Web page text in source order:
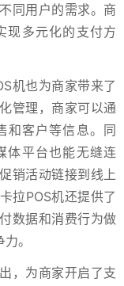
同用户的需求。商
现多元化的支付方
机也为商家带来了
管理，商家可以通
和客户等信息。同
体平台也能无缝连
销活动链接到线上
拉POS机还提供了
数据和消费行为做
。
，为商家开启了支